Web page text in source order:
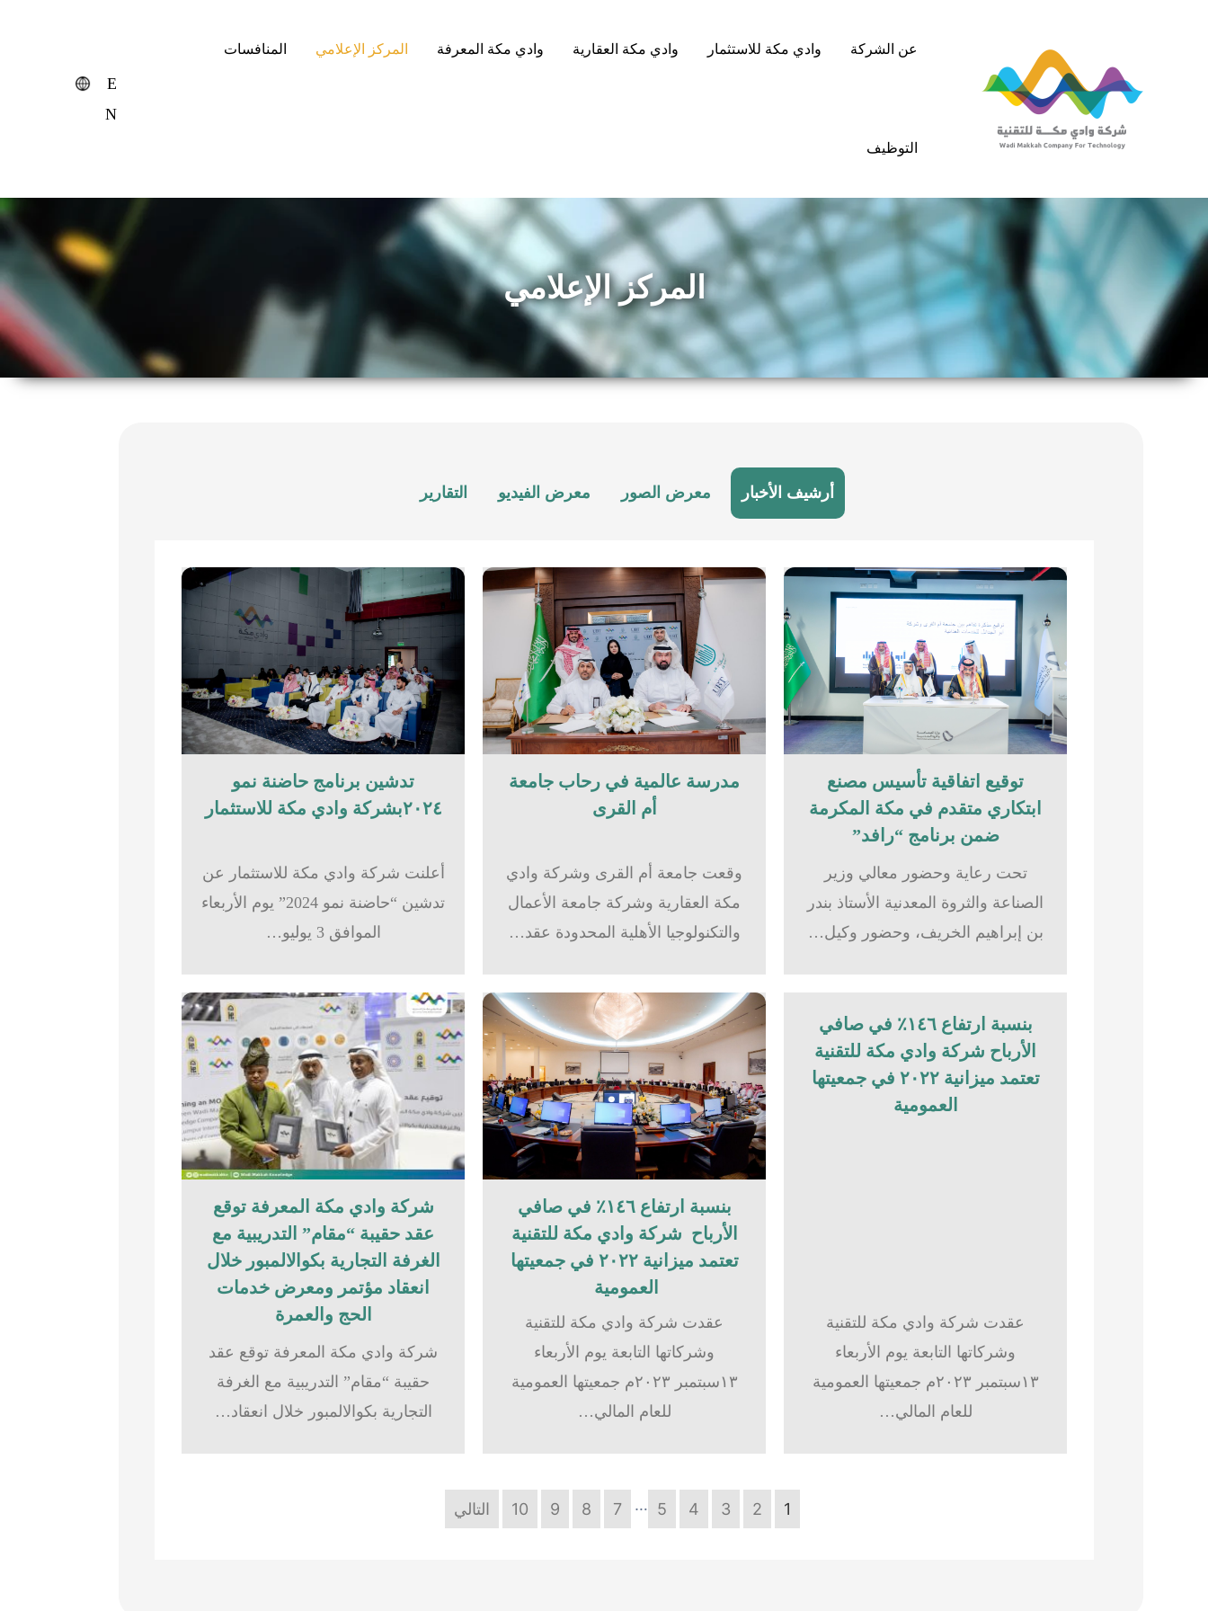
عن الشركة وادي مكة للاستثمار وادي مكة العقارية وادي مكة المعرفة المركز الإعلامي المنافسات
التوظيف
E
N
المركز الإعلامي
أرشيف الأخبار معرض الصور معرض الفيديو التقارير
توقيع اتفاقية تأسيس مصنع
ابتكاري متقدم في مكة المكرمة
ضمن برنامج “رافد”
تحت رعاية وحضور معالي وزير
الصناعة والثروة المعدنية الأستاذ بندر
بن إبراهيم الخريف، وحضور وكيل…
مدرسة عالمية في رحاب جامعة
أم القرى​
وقعت جامعة أم القرى وشركة وادي
مكة العقارية وشركة جامعة الأعمال
والتكنولوجيا الأهلية المحدودة عقد…
تدشين برنامج حاضنة نمو
٢٠٢٤بشركة وادي مكة للاستثمار
أعلنت شركة وادي مكة للاستثمار عن
تدشين “حاضنة نمو 2024” يوم الأربعاء
الموافق 3 يوليو…
بنسبة ارتفاع ١٤٦٪؜ في صافي
الأرباح شركة وادي مكة للتقنية
تعتمد ميزانية ٢٠٢٢ في جمعيتها
العمومية
عقدت شركة وادي مكة للتقنية
وشركاتها التابعة يوم الأربعاء
١٣سبتمبر ٢٠٢٣م جمعيتها العمومية
للعام المالي…
بنسبة ارتفاع ١٤٦٪؜ في صافي
الأرباح شركة وادي مكة للتقنية
تعتمد ميزانية ٢٠٢٢ في جمعيتها
العمومية
عقدت شركة وادي مكة للتقنية
وشركاتها التابعة يوم الأربعاء
١٣سبتمبر ٢٠٢٣م جمعيتها العمومية
للعام المالي…
شركة وادي مكة المعرفة توقع
عقد حقيبة “مقام” التدريبية مع
الغرفة التجارية بكوالالمبور خلال
انعقاد مؤتمر ومعرض خدمات
الحج والعمرة
شركة وادي مكة المعرفة توقع عقد
حقيبة “مقام” التدريبية مع الغرفة
التجارية بكوالالمبور خلال انعقاد…
1
2
3
4
5
…
7
8
9
10 التالي